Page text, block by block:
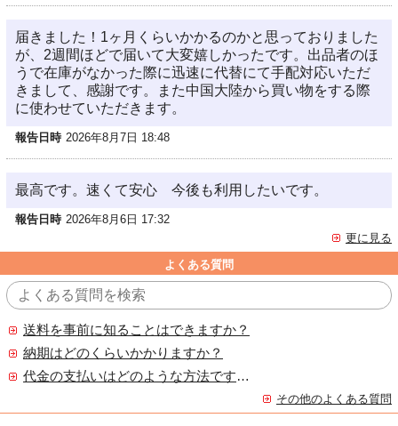
届きました！1ヶ月くらいかかるのかと思っておりました
が、2週間ほどで届いて大変嬉しかったです。出品者のほ
うで在庫がなかった際に迅速に代替にて手配対応いただ
きまして、感謝です。また中国大陸から買い物をする際
に使わせていただきます。
報告日時 2026年8月7日 18:48
最高です。速くて安心 今後も利用したいです。
報告日時 2026年8月6日 17:32
更に見る
よくある質問
送料を事前に知ることはできますか？
納期はどのくらいかかりますか？
代金の支払いはどのような方法ですか？
その他のよくある質問